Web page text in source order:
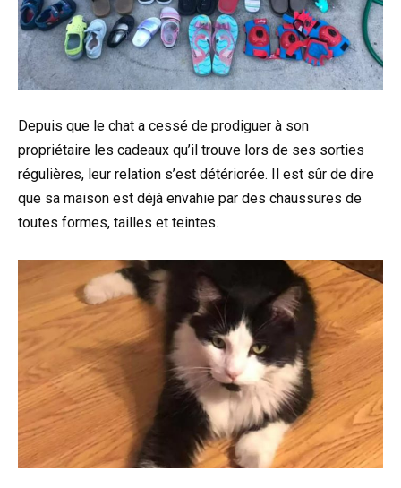
Depuis que le chat a cessé de prodiguer à son
propriétaire les cadeaux qu’il trouve lors de ses sorties
régulières, leur relation s’est détériorée. Il est sûr de dire
que sa maison est déjà envahie par des chaussures de
toutes formes, tailles et teintes.